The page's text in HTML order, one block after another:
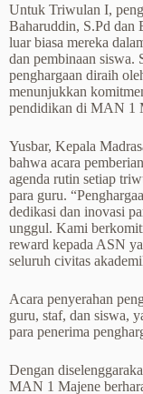
Untuk Triwulan I,
Baharuddin, S.Pd dan
luar biasa mereka
dan pembinaan siswa.
penghargaan diraih
menunjukkan
pendidikan di MAN 1
Yusbar, Kepala
bahwa acara
agenda rutin setiap
para guru.
dedikasi dan inovasi
unggul. Kami
reward kepada ASN
seluruh civitas
Acara penyerahan
guru, staf, dan siswa,
para penerima
Dengan
MAN 1 Majene